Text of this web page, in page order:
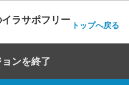
ラサポフリー トップへ戻る
ンを終了